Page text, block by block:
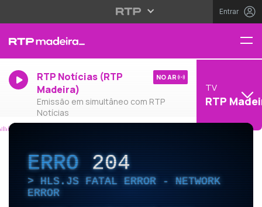
Entrar
RTP Notícias (RTP
Madeira)
Emissão em simultâneo com RTP
Notícias
NO AR
TV
RTP
ERRO204
HLS.JS FATAL ERROR - NETWORK
ERROR